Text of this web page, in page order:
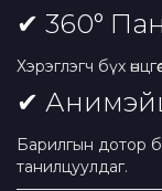
✔ 360°
Хэрэглэгч бүх
✔
Барилгын дотор
танилцуулдаг.